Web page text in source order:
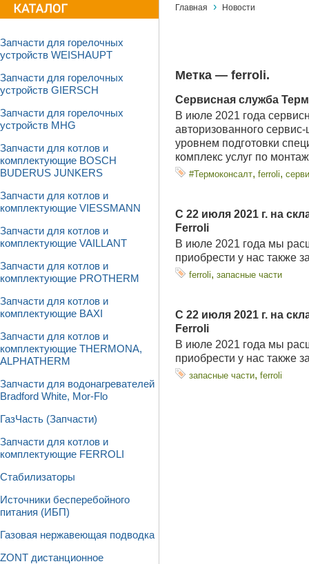
Запчасти для горелочных
устройств WEISHAUPT
Запчасти для горелочных
устройств GIERSCH
Запчасти для горелочных
устройств MHG
Запчасти для котлов и
комплектующие BOSCH
BUDERUS JUNKERS
Запчасти для котлов и
комплектующие VIESSMANN
Запчасти для котлов и
комплектующие VAILLANT
Запчасти для котлов и
комплектующие PROTHERM
Запчасти для котлов и
комплектующие BAXI
Запчасти для котлов и
комплектующие THERMONA,
ALPHATHERM
Запчасти для водонагревателей
Bradford White, Mor-Flo
ГазЧасть (Запчасти)
Запчасти для котлов и
комплектующие FERROLI
Стабилизаторы
Источники бесперебойного
питания (ИБП)
Газовая нержавеющая подводка
ZONT дистанционное
Главная › Новости
Метка — ferroli.
Сервисная служба
В июле 2021 года
авторизованного
уровнем подготовки
комплекс услуг по
#Термоконсалт, ferroli,
С 22 июля 2021 г. на
Ferroli
В июле 2021 года мы
приобрести у нас также
ferroli, запасные части
С 22 июля 2021 г. на
Ferroli
В июле 2021 года мы
приобрести у нас также
запасные части, ferroli